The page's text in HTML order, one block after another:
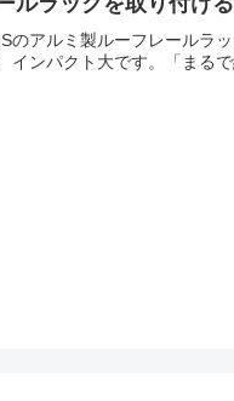
のアルミ製ルーフレールラ
インパクト大です。「まる